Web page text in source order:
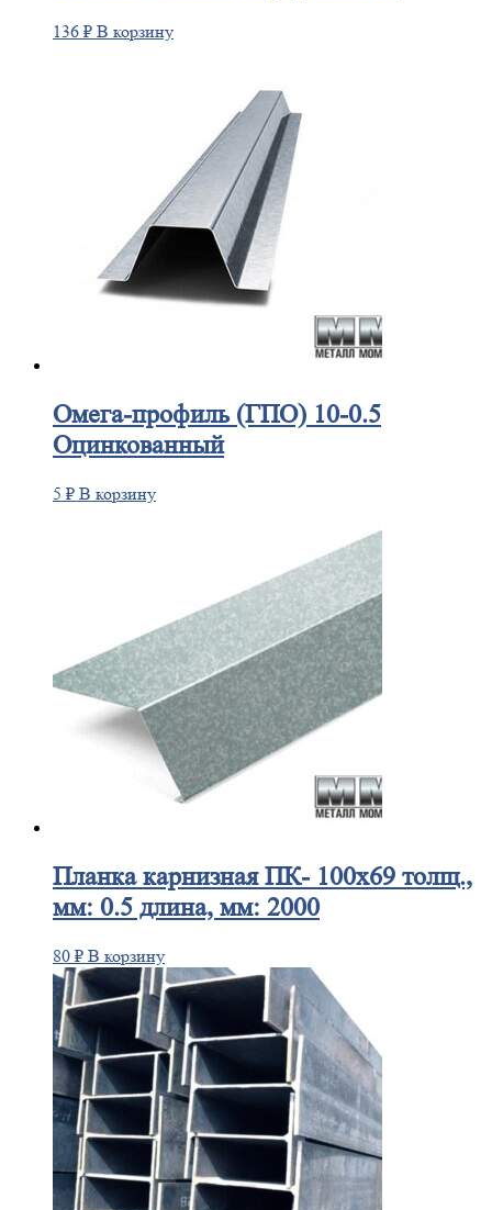
136 ₽ В корзину
Омега-профиль(ГПО) 10-0.5
Оцинкованный
5 ₽ В корзину
Планкакарнизная ПК- 100х69 толщ.,
мм: 0.5 длина, мм: 2000
80 ₽ В корзину